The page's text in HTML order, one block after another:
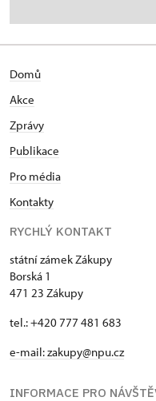
Domů
Akce
Zprávy
Publikace
Pro média
Kontakty
RYCHLÝ KONTAKT
státní zámek Zákupy
Borská 1
471 23 Zákupy
tel.: +420 777 481 683
e-mail: zakupy@npu.cz
INFORMACE PRO